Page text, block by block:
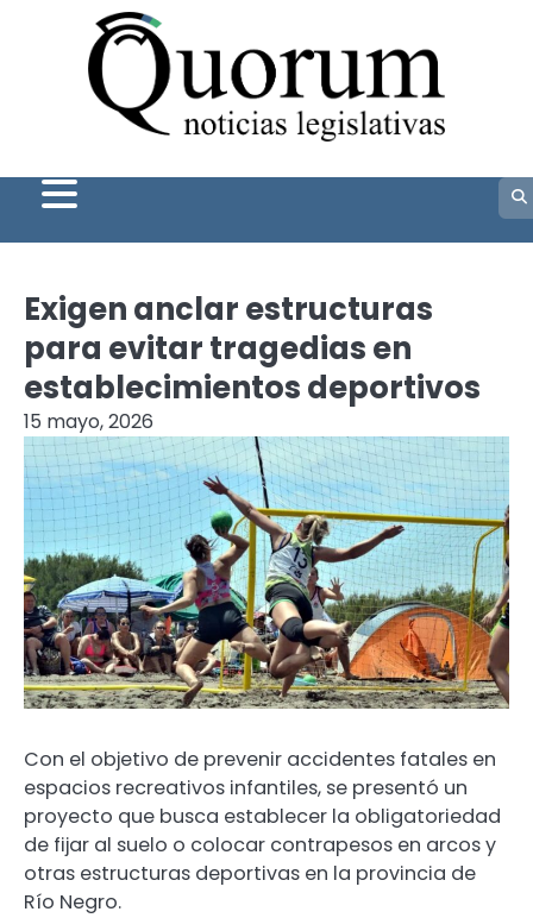
Exigen anclar estructuras
para evitar tragedias en
establecimientos deportivos
15 mayo, 2026
Con el objetivo de prevenir accidentes fatales en
espacios recreativos infantiles, se presentó un
proyecto que busca establecer la obligatoriedad
de fijar al suelo o colocar contrapesos en arcos y
otras estructuras deportivas en la provincia de
Río Negro.